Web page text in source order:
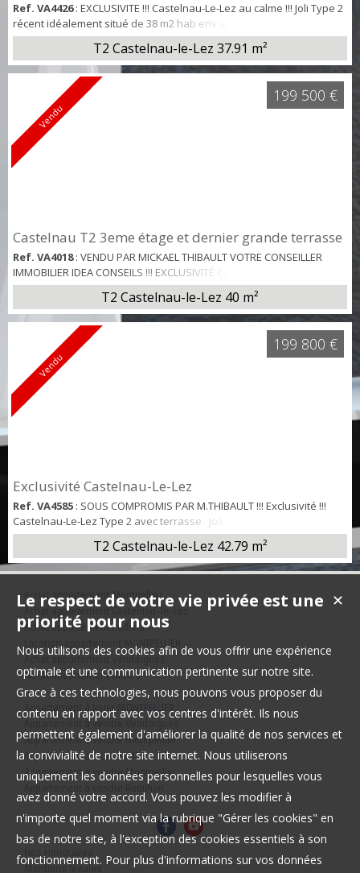
Ref. VA4426: EXCLUSIVITE !!! Castelnau-Le-Lez au calme !!! Joli Type 2
récent idéalement situé de 38 m2 hab env avec terrasse de + de 13
m2 en rdc de la résidence donnant sur les jardins de la copropriété.
Type 2 Composé d'une belle pièce de vie donnant sur la terrasse,
d'une cuisine américaine, d'une belle chambre avec placard
donnant sur la terrasse , d'une salle d'eau avec wc. Cet
appartement béné...
T2 Castelnau-le-Lez 37.91 m²
Vendu
Castelnau T2 3eme étage et dernier grande terrasse
Ref. VA4018: VENDU PAR MICKAEL THIBAULT VOTRE CONSEILLER
IMMOBILIER IDEA CONSEILS !!! EXCLUSIVITÉ Castelnau-Le-Lez
Superbe type 2 de 40 m2 hab env avec terrasse sur toit de + de 20
m2 vue dégagée au 3 eme et dernier étage d'une copropriété
récente, composé : D'une entrée avec rangements, d'une belle
chambre avec placard, d'une salle de bain, wc, d'une jolie pièce de
vie lumineuse donnant sur la terra...
T2 Castelnau-le-Lez 40 m²
199 500 €
Vendu
Exclusivité Castelnau-Le-Lez
Ref. VA4585 : SOUS COMPROMIS PAR M.THIBAULT !!! Exclusivité !!!
Castelnau-Le-Lez Type 2 avec terrasse. Joli Type 2 au 2eme étage
de la résidence récente "Le Square" idéalement situé, proche Tram
et toutes commodités. Type 2 de 43 m2 hab env au 2eme étage
avec terrasse de 15 m2 env plein sud, composé d'une entrée, d'un
aménagée et éq...
T2 Castelnau-le-Lez 42.79 m²
199 800 €
Achat appartement Montpellier
Achat appartement Castelnau-le-Lez
Achat appartement Rodilhan
Location appartement MONTPELLIER
Achat appartement Nîmes
Appartement à louer MONTPELLIER
Appartement à vendre Vendargues
Appartement à vendre Montpellier
Appartement à louer NIMES
Appartement à vendre Montpellier
✕
Le respect de votre vie privée est une
priorité pour nous
Nous utilisons des cookies afin de vous offrir une expérience
optimale et une communication pertinente sur notre site.
Grace à ces technologies, nous pouvons vous proposer du
contenu en rapport avec vos centres d'intérêt. Ils nous
permettent également d'améliorer la qualité de nos services et
la convivialité de notre site internet. Nous utiliserons
uniquement les données personnelles pour lesquelles vous
avez donné votre accord. Vous pouvez les modifier à
n'importe quel moment via la rubrique "Gérer les cookies" en
bas de notre site, à l'exception des cookies essentiels à son
fonctionnement. Pour plus d'informations sur vos données